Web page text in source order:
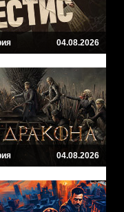
04.08.2026
04.08.2026